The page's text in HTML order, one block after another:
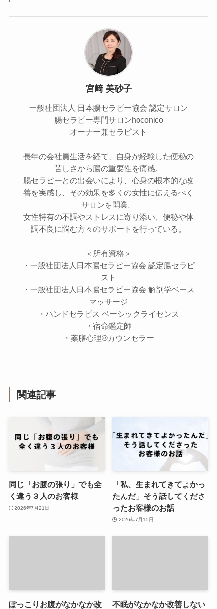
宮﨑 美砂子
一般社団法人 日本腸セラピー協会 認定サロン
腸セラピー専門サロンhoconico
オーナー兼セラピスト
長年の会社員生活を経て、自身が経験した便秘の
苦しさから腸の重要性を痛感。​
腸セラピーとの出会いにより、心身の根本的な改
善を実感し、その効果を多くの女性に伝えるべく
サロンを開業。​
女性特有の不調やストレスに寄り添い、便秘や体
調不良に悩む方々のサポートを行っている。
＜所有資格＞
・一般社団法人日本腸セラピー協会 認定腸セラピ
スト
・一般社団法人日本腸セラピー協会 解剖学ベース
マッサージ
・ハンドセラピス ベーシックライセンス
・宿命鑑定師
・薬膳心理®カウンセラー
関連記事
同じ「お腹の張り」でも全
く違う３人のお客様
2026年7月21日
「私、生まれてきてよかっ
たんだ」そう話してくださ
ったお客様のお話
2026年7月15日
ぽっこりお腹がなかなか改
不眠がなかなか改善しない